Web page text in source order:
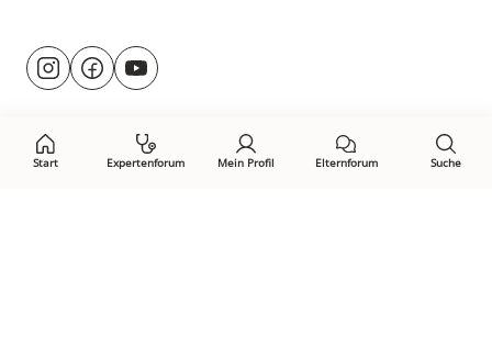
Start Expertenforum Mein Profil Elternforum Suche
Besuche
uns@rund.ums.baby
facebook.com/rundumsbaby.de
youtube.com/@rundumsbaby_